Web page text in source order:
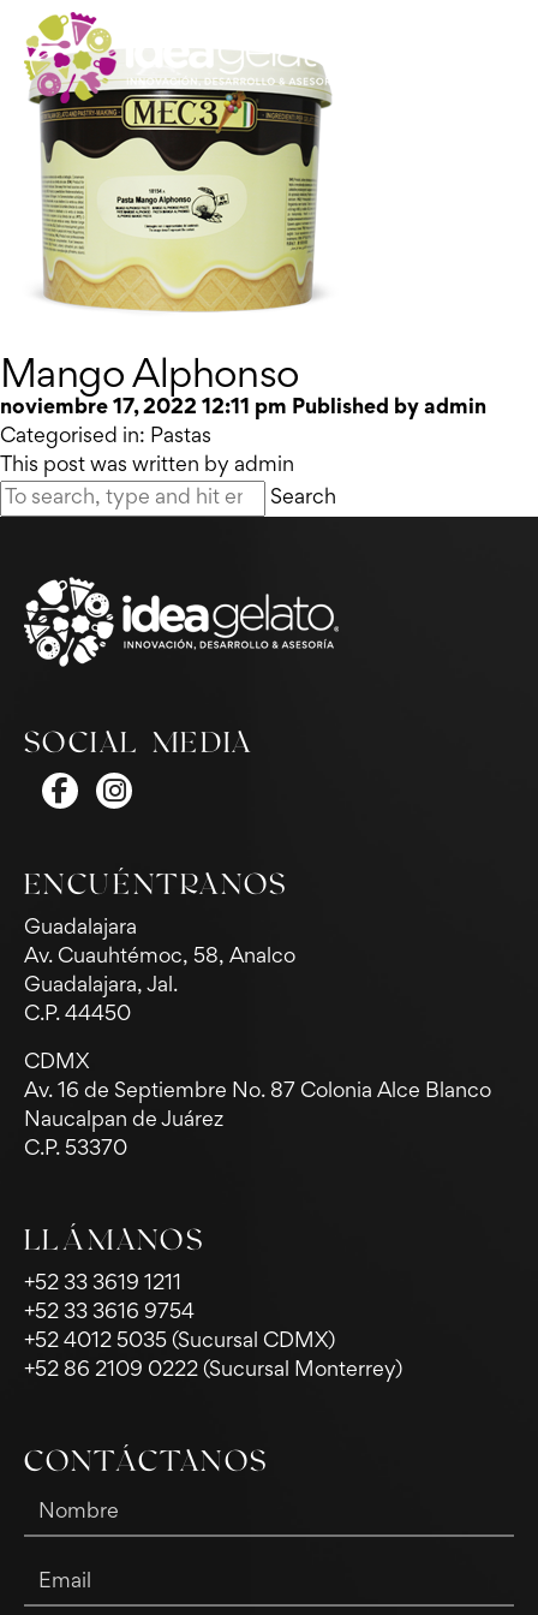
Mango Alphonso
noviembre 17, 2022 12:11 pm Published by admin
Categorised in: Pastas
This post was written by admin
Search
SOCIAL MEDIA
ENCUÉNTRANOS
Guadalajara
Av. Cuauhtémoc, 58, Analco
Guadalajara, Jal.
C.P. 44450
CDMX
Av. 16 de Septiembre No. 87 Colonia Alce Blanco
Naucalpan de Juárez
C.P. 53370
CONTÁCTANOS
LLÁMANOS
+52 33 3619 1211
+52 33 3616 9754
+52 4012 5035 (Sucursal CDMX)
+52 86 2109 0222 (Sucursal Monterrey)